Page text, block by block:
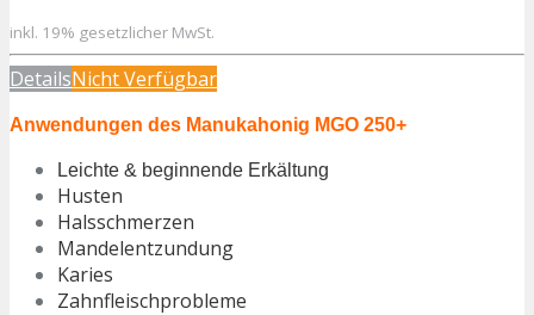
inkl. 19% gesetzlicher MwSt.
DetailsNicht Verfügbar
Anwendungen des Manukahonig MGO 250+
Leichte & beginnende Erkältung
Husten
Halsschmerzen
Mandelentzundung
Karies
Zahnfleischprobleme